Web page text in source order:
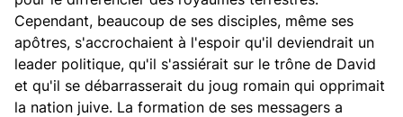
Cependant, beaucoup de ses disciples, même ses
apôtres, s'accrochaient à l'espoir qu'il deviendrait un
leader politique, qu'il s'assiérait sur le trône de David
et qu'il se débarrasserait du joug romain qui opprimait
la nation juive. La formation de ses messagers a